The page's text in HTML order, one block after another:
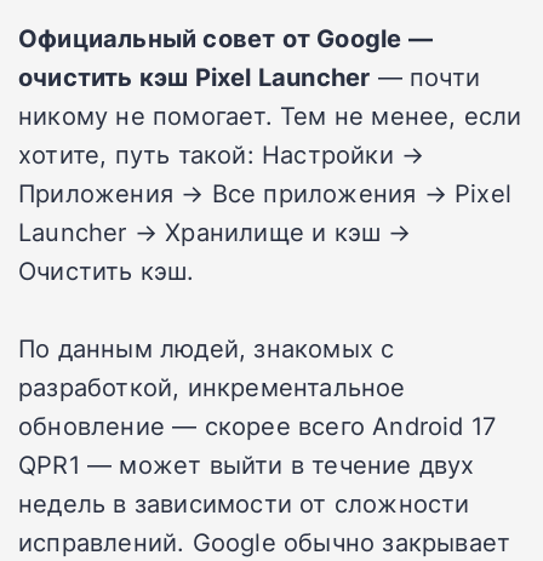
Официальный совет от Google —
очистить кэш Pixel Launcher — почти
никому не помогает. Тем не менее, если
хотите, путь такой: Настройки →
Приложения → Все приложения → Pixel
Launcher → Хранилище и кэш →
Очистить кэш.
По данным людей, знакомых с
разработкой, инкрементальное
обновление — скорее всего Android 17
QPR1 — может выйти в течение двух
недель в зависимости от сложности
исправлений. Google обычно закрывает